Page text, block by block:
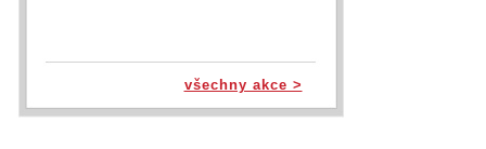
všechny akce >